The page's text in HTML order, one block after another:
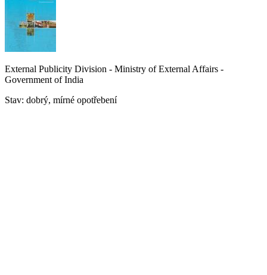
External Publicity Division - Ministry of External Affairs -
Government of India
Stav: dobrý, mírné opotřebení